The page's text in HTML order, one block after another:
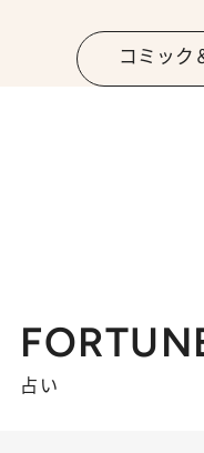
コミック
占い